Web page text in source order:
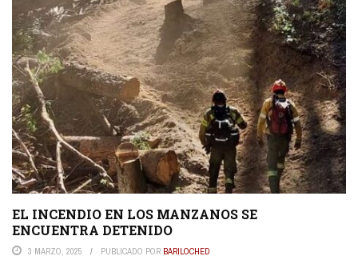
EL INCENDIO EN LOS MANZANOS SE
ENCUENTRA DETENIDO
3 MARZO, 2025 PUBLICADO POR BARILOCHED